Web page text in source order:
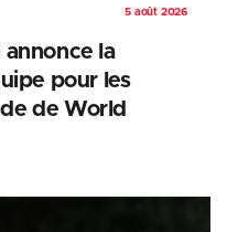
5 août 2026
annonce la
pour les
de World